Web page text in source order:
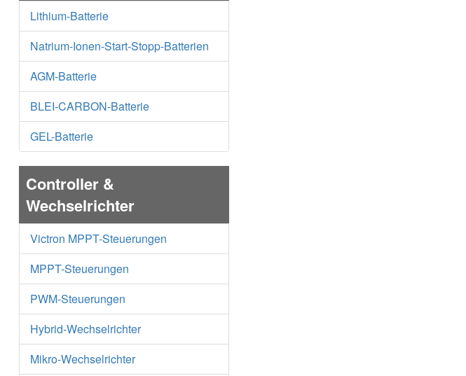
Lithium-Batterie
Natrium-Ionen-Start-Stopp-Batterien
AGM-Batterie
BLEI-CARBON-Batterie
GEL-Batterie
Controller &
Wechselrichter
Victron MPPT-Steuerungen
MPPT-Steuerungen
PWM-Steuerungen
Hybrid-Wechselrichter
Mikro-Wechselrichter